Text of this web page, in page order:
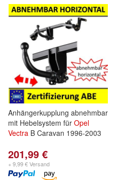
Anhängerkupplung abnehmbar
mit Hebelsystem für Opel
Vectra B Caravan 1996-2003
201,99 €
+ 9,99 € Versand